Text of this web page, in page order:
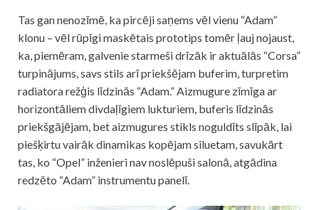
Tas gan nenozīmē, ka pircēji saņems vēl vienu “Adam”
klonu – vēl rūpīgi maskētais prototips tomēr ļauj nojaust,
ka, piemēram, galvenie starmeši drīzāk ir aktuālās “Corsa”
turpinājums, savs stils arī priekšējam buferim, turpretim
radiatora režģis līdzinās “Adam.” Aizmugure zīmīga ar
horizontāliem divdaļīgiem lukturiem, buferis līdzinās
priekšgājējam, bet aizmugures stikls noguldīts slīpāk, lai
piešķirtu vairāk dinamikas kopējam siluetam, savukārt
tas, ko “Opel” inženieri nav noslēpuši salonā, atgādina
redzēto “Adam” instrumentu panelī.